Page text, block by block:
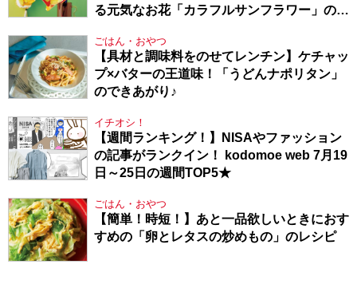
る元気なお花「カラフルサンフラワー」の作
ごはん・おやつ
【具材と調味料をのせてレンチン】ケチャッ
プ×バターの王道味！「うどんナポリタン」
のできあがり♪
イチオシ！
【週間ランキング！】NISAやファッション
の記事がランクイン！ kodomoe web 7月19
日～25日の週間TOP5★
ごはん・おやつ
【簡単！時短！】あと一品欲しいときにおす
すめの「卵とレタスの炒めもの」のレシピ